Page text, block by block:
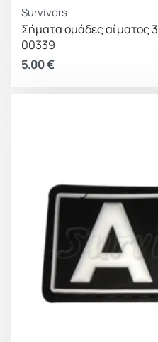
Survivors
Σήματα ομάδες αίματος
00339
5.00€